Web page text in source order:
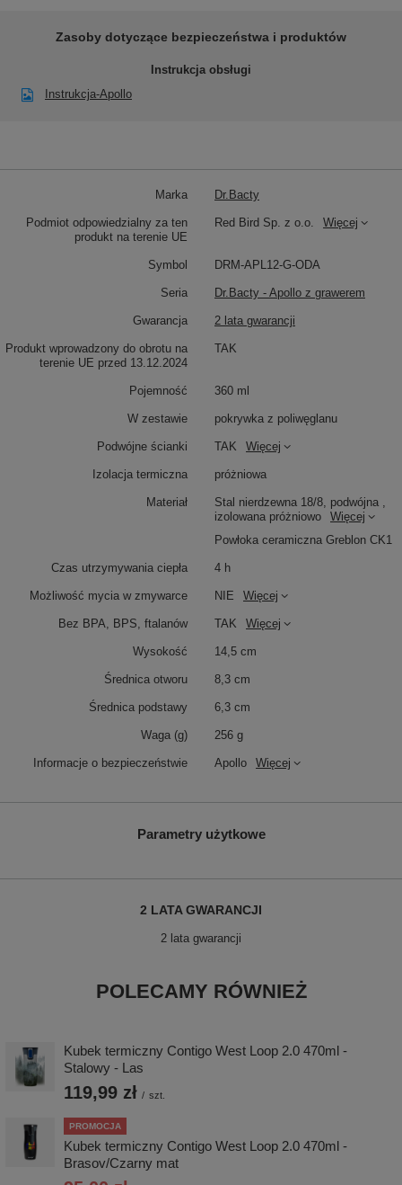
Zasoby dotyczące bezpieczeństwa i produktów
Instrukcja obsługi
Instrukcja-Apollo
Marka Dr.Bacty
Podmiot odpowiedzialny za ten
produkt na terenie UE
Red Bird Sp. z o.o. Więcej
Symbol DRM-APL12-G-ODA
Seria Dr.Bacty - Apollo z grawerem
Gwarancja 2 lata gwarancji
Produkt wprowadzony do obrotu na
terenie UE przed 13.12.2024
TAK
Pojemność 360 ml
W zestawie pokrywka z poliwęglanu
Podwójne ścianki TAK Więcej
Izolacja termiczna próżniowa
Materiał
Stal nierdzewna 18/8, podwójna ,
izolowana próżniowo
Więcej
Powłoka ceramiczna Greblon CK1
Czas utrzymywania ciepła 4 h
Możliwość mycia w zmywarce NIE Więcej
Bez BPA, BPS, ftalanów TAK Więcej
Wysokość 14,5 cm
Średnica otworu 8,3 cm
Średnica podstawy 6,3 cm
Waga (g) 256 g
Informacje o bezpieczeństwie Apollo Więcej
Parametry użytkowe
2 LATA GWARANCJI
2 lata gwarancji
POLECAMY RÓWNIEŻ
Kubek termiczny Contigo West Loop 2.0 470ml -
Stalowy - Las
119,99 zł / szt.
PROMOCJA
Kubek termiczny Contigo West Loop 2.0 470ml -
Brasov/Czarny mat